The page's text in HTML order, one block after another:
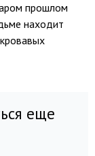
прошлом
находит
еще